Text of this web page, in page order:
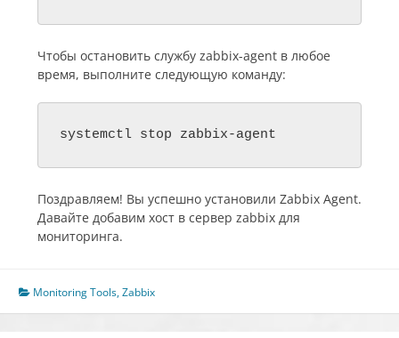
Чтобы остановить службу zabbix-agent в любое
время, выполните следующую команду:
Поздравляем! Вы успешно установили Zabbix Agent.
Давайте добавим хост в сервер zabbix для
мониторинга.
Monitoring Tools,Zabbix